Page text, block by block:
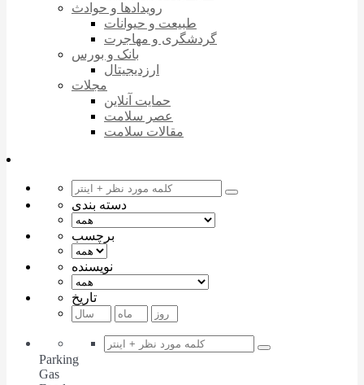
رویدادها و حوادث
طبیعت و حیوانات
گردشگری و مهاجرت
بانک و بورس
ارزدیجیتال
مجلات
حمایت آنلاین
عصر سلامت
مقالات سلامت
دسته بندی
برچسب
نویسنده
تاریخ
Parking
Gas